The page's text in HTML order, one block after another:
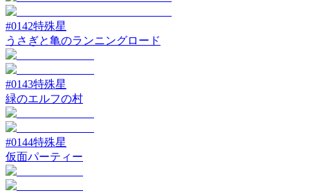
#0142特殊星
うさぎと亀のランニングロード
#0143特殊星
緑のエルフの村
#0144特殊星
仮面パーティー